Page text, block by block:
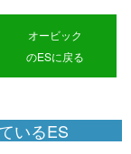
オービック
のESに戻る
いるES